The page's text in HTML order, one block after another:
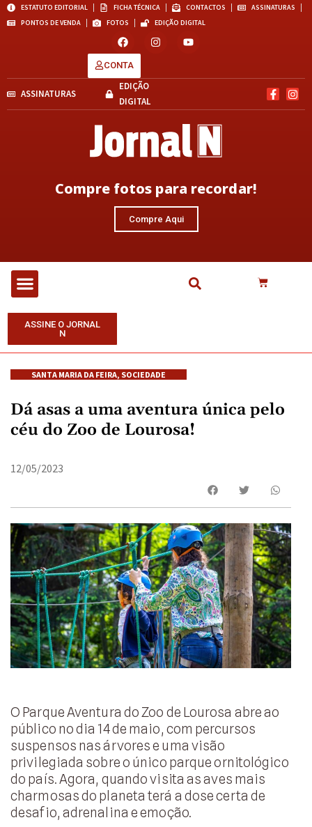
ESTATUTO EDITORIAL FICHA TÉCNICA CONTACTOS
ASSINATURAS
PONTOS DE VENDA
FOTOS EDIÇÃO DIGITAL
CONTA
ASSINATURAS
EDIÇÃO
DIGITAL
Compre fotos para recordar!
Compre Aqui
ASSINE O JORNAL
N
SANTA MARIA DA FEIRA, SOCIEDADE
Dá asas a uma aventura única pelo
céu do Zoo de Lourosa!
12/05/2023
O Parque Aventura do Zoo de Lourosa abre ao
público no dia 14 de maio, com percursos
suspensos nas árvores e uma visão
privilegiada sobre o único parque ornitológico
do país. Agora, quando visita as aves mais
charmosas do planeta terá a dose certa de
desafio, adrenalina e emoção.